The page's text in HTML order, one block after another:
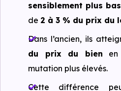
sensiblement plus bas
de 2 à 3 % du prix du
Dans l’ancien, ils
du prix du bien en
mutation plus élevés.
Cette différence